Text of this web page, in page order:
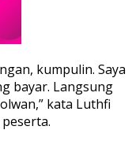
kumpulin. Saya
bayar. Langsung
kata Luthfi